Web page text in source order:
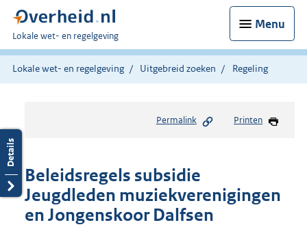
Menu
U
bent
hier:
Lokale wet- en regelgeving
Lokale wet- en regelgeving Uitgebreid zoeken Regeling
Permalink Printen
Beleidsregels subsidie
Jeugdleden muziekverenigingen
en Jongenskoor Dalfsen